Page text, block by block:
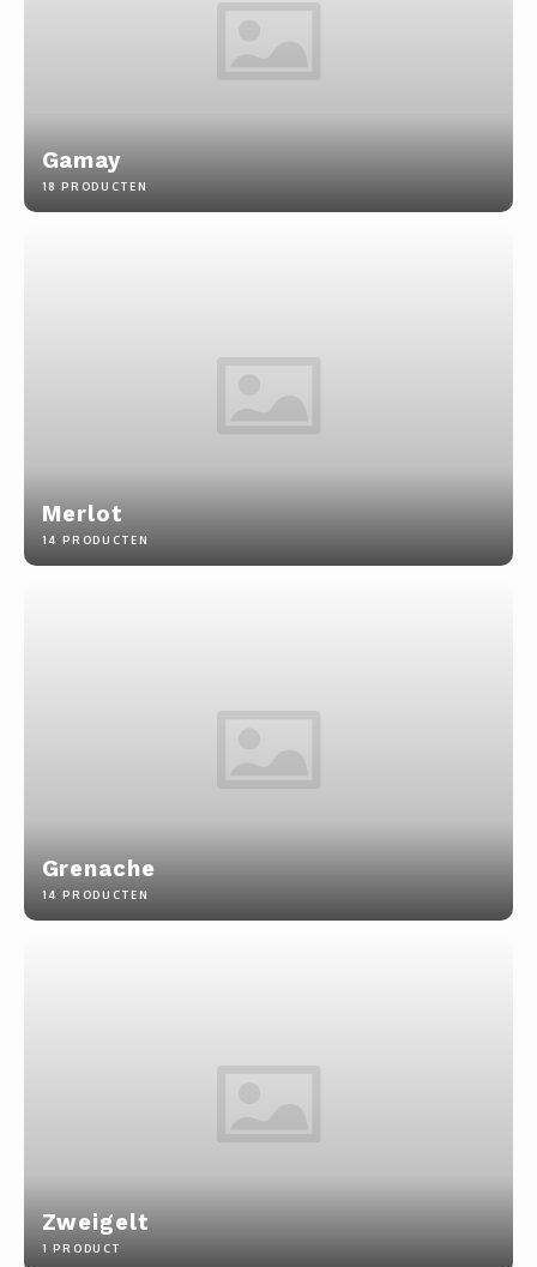
Gamay
18 PRODUCTEN
Merlot
14 PRODUCTEN
Grenache
14 PRODUCTEN
Zweigelt
1 PRODUCT